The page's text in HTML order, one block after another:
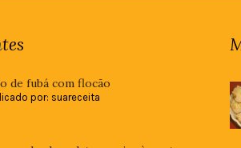
de fubá com flocão
por: suareceita